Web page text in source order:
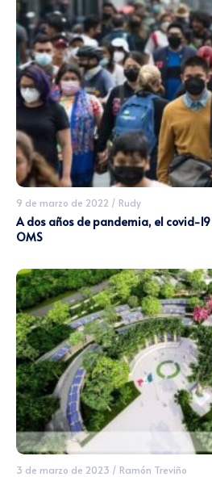
9 de marzo de 2022 / Rudy
A dos años de pandemia, el covid-
OMS
3 de marzo de 2023 / Ramón Treviño